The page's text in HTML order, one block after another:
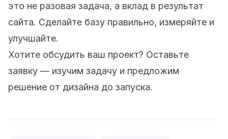
это не разовая задача, а вклад в результат
сайта. Сделайте базу правильно, измеряйте и
улучшайте.
Хотите обсудить ваш проект? Оставьте
заявку — изучим задачу и предложим
решение от дизайна до запуска.